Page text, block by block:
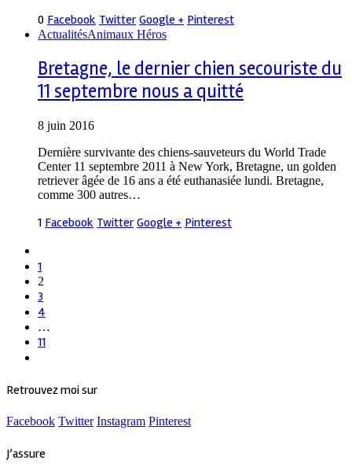
0 Facebook Twitter Google + Pinterest
ActualitésAnimaux Héros
Bretagne, le dernier chien secouriste du
11 septembre nous a quitté
8 juin 2016
Dernière survivante des chiens-sauveteurs du World Trade
Center 11 septembre 2011 à New York, Bretagne, un golden
retriever âgée de 16 ans a été euthanasiée lundi. Bretagne,
comme 300 autres…
1 Facebook Twitter Google + Pinterest
1
2
3
4
…
11
Retrouvez moi sur
Facebook Twitter Instagram Pinterest
J’assure